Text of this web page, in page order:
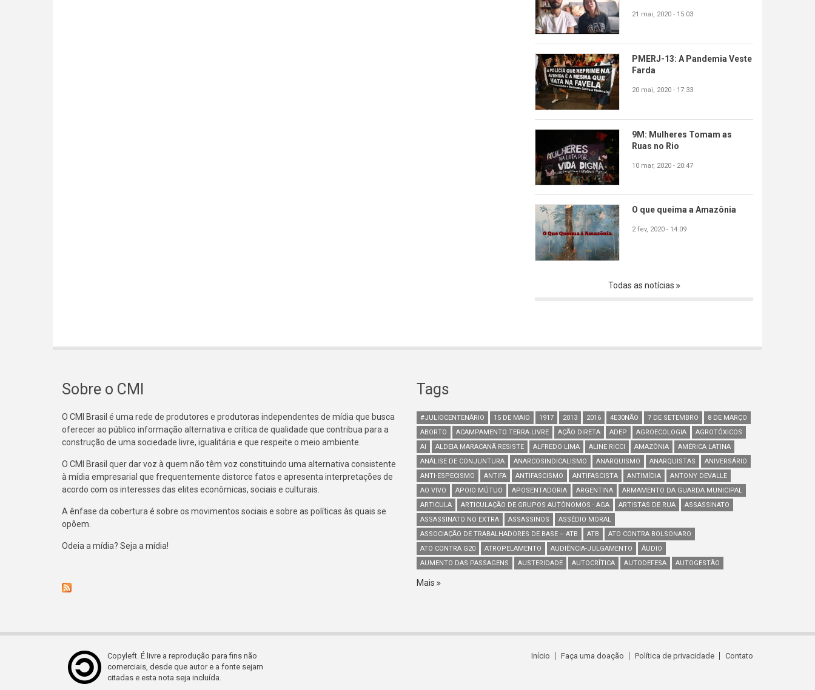
21 mai, 2020 - 15:03
PMERJ-13: A Pandemia Veste
Farda
20 mai, 2020 - 17:33
9M: Mulheres Tomam as
Ruas no Rio
10 mar, 2020 - 20:47
O que queima a Amazônia
2 fev, 2020 - 14:09
Todas as notícias
Sobre o CMI
O CMI Brasil é uma rede de produtores e produtoras independentes de mídia que busca
oferecer ao público informação alternativa e crítica de qualidade que contribua para a
construção de uma sociedade livre, igualitária e que respeite o meio ambiente.
O CMI Brasil quer dar voz à quem não têm voz constituindo uma alternativa consistente
à mídia empresarial que frequentemente distorce fatos e apresenta interpretações de
acordo com os interesses das elites econômicas, sociais e culturais.
A ênfase da cobertura é sobre os movimentos sociais e sobre as políticas às quais se
opõem.
Odeia a mídia? Seja a mídia!
Tags
#JULIOCENTENÁRIO 15 DE MAIO 1917 2013 2016 4E30NÃO 7 DE SETEMBRO
8 DE MARÇO
ABORTO
ACAMPAMENTO TERRA LIVRE AÇÃO DIRETA ADEP AGROECOLOGIA
AGROTÓXICOS
AI
ALDEIA MARACANÃ RESISTE ALFREDO LIMA ALINE RICCI AMAZÔNIA
AMÉRICA LATINA
ANÁLISE DE CONJUNTURA
ANARCOSINDICALISMO ANARQUISMO ANARQUISTAS
ANIVERSÁRIO
ANTI-ESPECISMO
ANTIFA ANTIFASCISMO ANTIFASCISTA ANTIMÍDIA
ANTONY DEVALLE
AO VIVO
APOIO MÚTUO APOSENTADORIA ARGENTINA
ARMAMENTO DA GUARDA MUNICIPAL
ARTICULA
ARTICULAÇÃO DE GRUPOS AUTÔNOMOS - AGA ARTISTAS DE RUA
ASSASSINATO
ASSASSINATO NO EXTRA
ASSASSINOS
ASSÉDIO MORAL
ASSOCIAÇÃO DE TRABALHADORES DE BASE – ATB
ATB
ATO CONTRA BOLSONARO
ATO CONTRA G20
ATROPELAMENTO AUDIÊNCIA-JULGAMENTO
ÁUDIO
AUMENTO DAS PASSAGENS
AUSTERIDADE AUTOCRÍTICA AUTODEFESA AUTOGESTÃO
Mais
Copyleft. É livre a reprodução para fins não
comerciais, desde que autor e a fonte sejam
citadas e esta nota seja incluída.
Início Faça uma doação Política de privacidade Contato